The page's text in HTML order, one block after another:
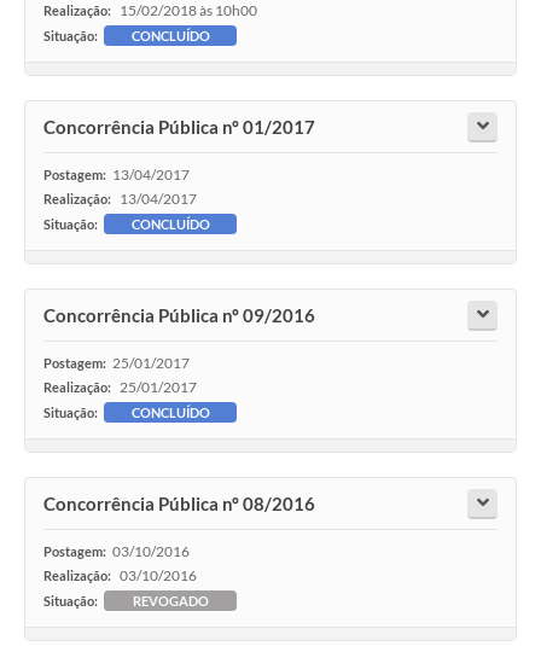
Realização: 15/02/2018 às 10h00
Situação: CONCLUÍDO
Concorrência Pública nº 01/2017
Postagem: 13/04/2017
Realização: 13/04/2017
Situação: CONCLUÍDO
Concorrência Pública nº 09/2016
Postagem: 25/01/2017
Realização: 25/01/2017
Situação: CONCLUÍDO
Concorrência Pública nº 08/2016
Postagem: 03/10/2016
Realização: 03/10/2016
Situação: REVOGADO